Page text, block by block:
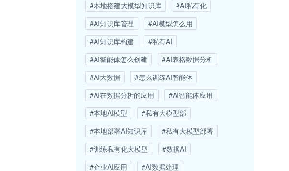
#本地搭建大模型知识库
#AI私有化
#AI知识库管理
#AI模型怎么用
#AI知识库构建
#私有AI
#AI智能体怎么创建
#AI表格数据分析
#AI大数据
#怎么训练AI智能体
#AI在数据分析的应用
#AI智能体应用
#本地AI模型
#私有大模型部
#本地部署AI知识库
#私有大模型部署
#训练私有化大模型
#数据AI
#企业AI应用
#AI数据处理